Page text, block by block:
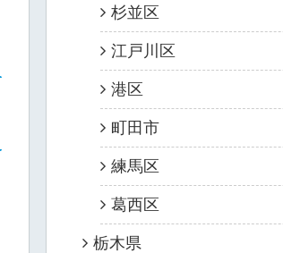
杉並区
江戸川区
港区
町田市
練馬区
葛西区
栃木県